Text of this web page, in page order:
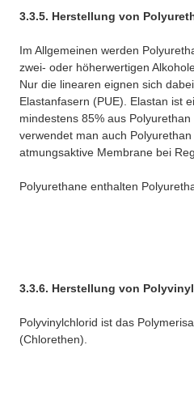
3.3.5. Herstellung von
Im Allgemeinen werden
zwei- oder höherwertigen
Nur die linearen eignen sich
Elastanfasern (PUE). Elastan ist
mindestens 85% aus
verwendet man auch
atmungsaktive Membrane bei
Polyurethane enthalten
3.3.6. Herstellung von
Polyvinylchlorid ist das
(Chlorethen).